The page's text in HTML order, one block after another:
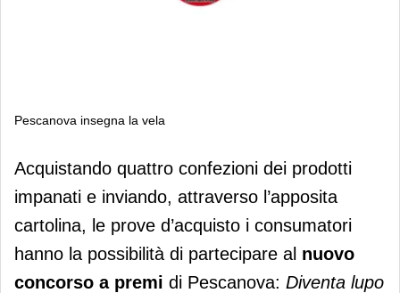
Pescanova insegna la vela
Pescanova insegna la vela
Acquistando quattro confezioni dei prodotti
impanati e inviando, attraverso l’apposita
cartolina, le prove d’acquisto i consumatori
hanno la possibilità di partecipare al nuovo
concorso a premi di Pescanova: Diventa lupo